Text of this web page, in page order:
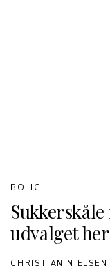
udvalget her
BOLIG
CHRISTIAN NIELSEN